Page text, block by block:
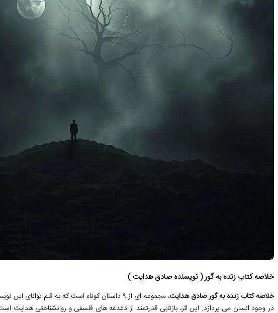
خلاصه کتاب زنده به گور ( نویسنده صادق هدایت )
خلاصه کتاب زنده به گور صادق هدایت
، مجموعه ای از ۹ داستان کوتاه است که به قلم
در وجود انسان می پردازد. این اثر، بازتابی قدرتمند از دغدغه های فلسفی و روانشناختی هدایت